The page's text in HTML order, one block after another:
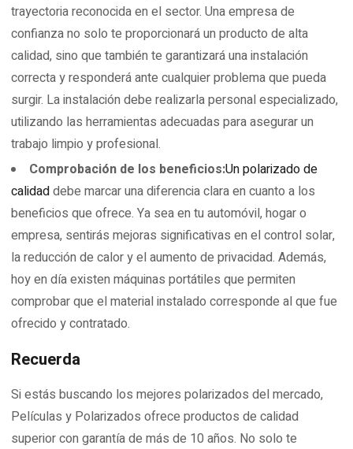
trayectoria reconocida en el sector. Una empresa de
confianza no solo te proporcionará un producto de alta
calidad, sino que también te garantizará una instalación
correcta y responderá ante cualquier problema que pueda
surgir. La instalación debe realizarla personal especializado,
utilizando las herramientas adecuadas para asegurar un
trabajo limpio y profesional.
Comprobación de los beneficios:Un polarizado de
calidaddebe marcar una diferencia clara en cuanto a los
beneficios que ofrece. Ya sea en tu automóvil, hogar o
empresa, sentirás mejoras significativas en el control solar,
la reducción de calor y el aumento de privacidad. Además,
hoy en día existen máquinas portátiles que permiten
comprobar que el material instalado corresponde al que fue
ofrecido y contratado.
Recuerda
Si estás buscando los mejores polarizados del mercado,
Películas y Polarizados ofrece productos de calidad
superior con garantía de más de 10 años. No solo te